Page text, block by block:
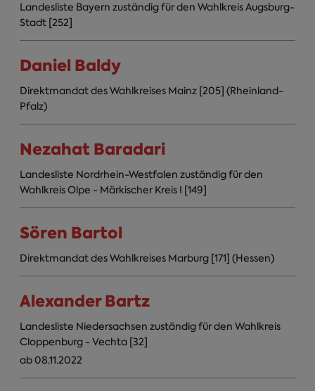
Landesliste Bayern zuständig für den Wahlkreis Augsburg-
Stadt [252]
Daniel Baldy
Direktmandat des Wahlkreises Mainz [205] (Rheinland-
Pfalz)
Nezahat Baradari
Landesliste Nordrhein-Westfalen zuständig für den
Wahlkreis Olpe - Märkischer Kreis I [149]
Sören Bartol
Direktmandat des Wahlkreises Marburg [171] (Hessen)
Alexander Bartz
Landesliste Niedersachsen zuständig für den Wahlkreis
Cloppenburg - Vechta [32]
ab 08.11.2022